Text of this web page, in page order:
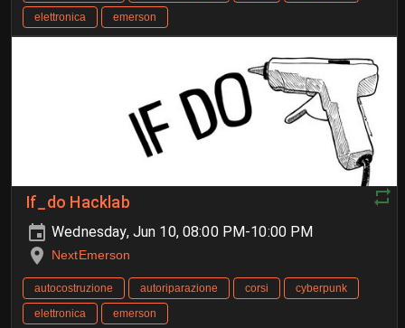
elettronica
emerson
If_do Hacklab
Wednesday, Jun 10, 08:00 PM-10:00 PM
NextEmerson
autocostruzione autoriparazione corsi
cyberpunk
elettronica
emerson